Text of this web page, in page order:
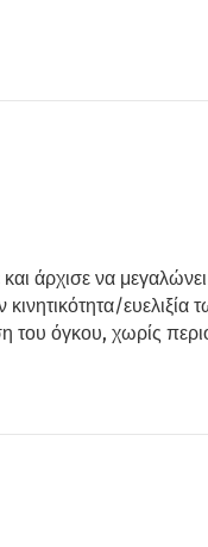
άρχισε να
ευελιξία
του όγκου, χωρίς